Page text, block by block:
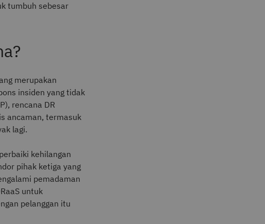
tumbuh sebesar
merupakan
insiden yang tidak
rencana DR
ancaman, termasuk
lagi.
kehilangan
pihak ketiga yang
pemadaman
untuk
pelanggan itu